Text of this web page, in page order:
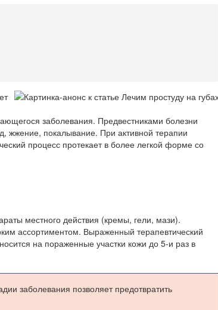
заболевания. Предвестниками болезни
жжение, покалывание. При активной терапии
процесс протекает в более легкой форме со
местного действия (кремы, гели, мази).
ассортиментом. Выраженный терапевтический
на пораженные участки кожи до 5-и раз в
заболевания позволяет предотвратить